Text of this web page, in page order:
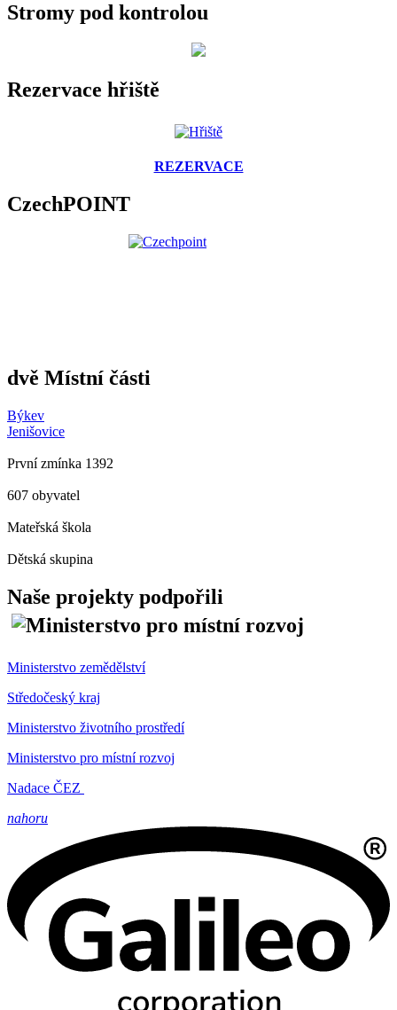
Stromy pod kontrolou
Rezervace hřiště
REZERVACE
CzechPOINT
dvě Místní části
Býkev
Jenišovice
První zmínka 1392
607 obyvatel
Mateřská škola
Dětská skupina
Naše projekty podpořili
Ministerstvo zemědělství
Středočeský kraj
Ministerstvo životního prostředí
Ministerstvo pro místní rozvoj
Nadace ČEZ
nahoru